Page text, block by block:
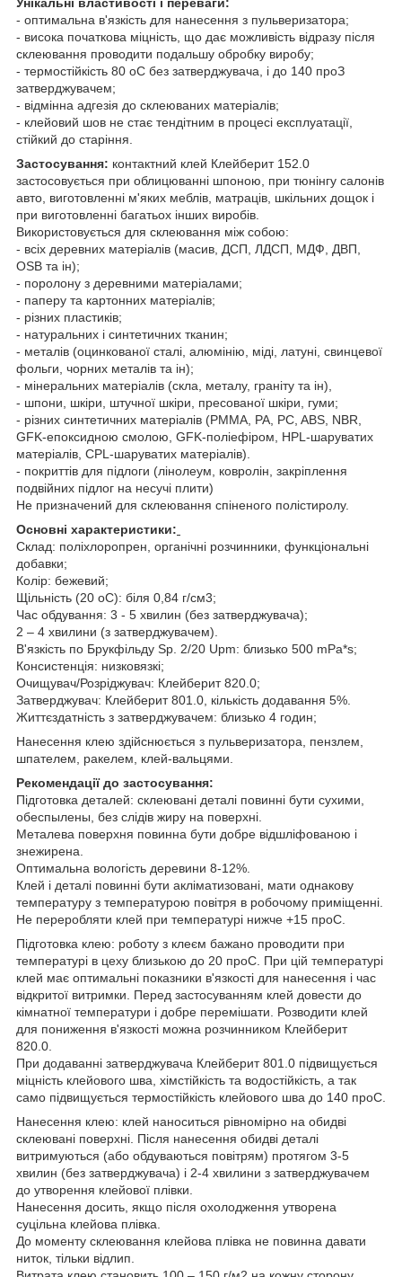
Унікальні властивості і переваги:
- оптимальна в'язкість для нанесення з пульверизатора;
- висока початкова міцність, що дає можливість відразу після
склеювання проводити подальшу обробку виробу;
- термостійкість 80 оС без затверджувача, і до 140 проЗ
затверджувачем;
- відмінна адгезія до склеюваних матеріалів;
- клейовий шов не стає тендітним в процесі експлуатації,
стійкий до старіння.
Застосування: контактний клей Клейберит 152.0
застосовується при облицюванні шпоною, при тюнінгу салонів
авто, виготовленні м'яких меблів, матраців, шкільних дощок і
при виготовленні багатьох інших виробів.
Використовується для склеювання між собою:
- всіх деревних матеріалів (масив, ДСП, ЛДСП, МДФ, ДВП,
OSB та ін);
- поролону з деревними матеріалами;
- паперу та картонних матеріалів;
- різних пластиків;
- натуральних і синтетичних тканин;
- металів (оцинкованої сталі, алюмінію, міді, латуні, свинцевої
фольги, чорних металів та ін);
- мінеральних матеріалів (скла, металу, граніту та ін),
- шпони, шкіри, штучної шкіри, пресованої шкіри, гуми;
- різних синтетичних матеріалів (PMMA, PA, PC, ABS, NBR,
GFK-епоксидною смолою, GFK-поліефіром, HPL-шаруватих
матеріалів, CPL-шаруватих матеріалів).
- покриттів для підлоги (лінолеум, ковролін, закріплення
подвійних підлог на несучі плити)
Не призначений для склеювання спіненого полістиролу.
Основні характеристики:
Склад: поліхлоропрен, органічні розчинники, функціональні
добавки;
Колір: бежевий;
Щільність (20 оС): біля 0,84 г/см3;
Час обдування: 3 - 5 хвилин (без затверджувача);
2 – 4 хвилини (з затверджувачем).
В'язкість по Брукфільду Sp. 2/20 Upm: близько 500 mPa*s;
Консистенція: низковязкі;
Очищувач/Розріджувач: Клейберит 820.0;
Затверджувач: Клейберит 801.0, кількість додавання 5%.
Життєздатність з затверджувачем: близько 4 годин;
Нанесення клею здійснюється з пульверизатора, пензлем,
шпателем, ракелем, клей-вальцями.
Рекомендації до застосування:
Підготовка деталей: склеювані деталі повинні бути сухими,
обеспылены, без слідів жиру на поверхні.
Металева поверхня повинна бути добре відшліфованою і
знежирена.
Оптимальна вологість деревини 8-12%.
Клей і деталі повинні бути акліматизовані, мати однакову
температуру з температурою повітря в робочому приміщенні.
Не переробляти клей при температурі нижче +15 проС.
Підготовка клею: роботу з клеєм бажано проводити при
температурі в цеху близькою до 20 проС. При цій температурі
клей має оптимальні показники в'язкості для нанесення і час
відкритої витримки. Перед застосуванням клей довести до
кімнатної температури і добре перемішати. Розводити клей
для пониження в'язкості можна розчинником Клейберит
820.0.
При додаванні затверджувача Клейберит 801.0 підвищується
міцність клейового шва, хімстійкість та водостійкість, а так
само підвищується термостійкість клейового шва до 140 проС.
Нанесення клею: клей наноситься рівномірно на обидві
склеювані поверхні. Після нанесення обидві деталі
витримуються (або обдуваються повітрям) протягом 3-5
хвилин (без затверджувача) і 2-4 хвилини з затверджувачем
до утворення клейової плівки.
Нанесення досить, якщо після охолодження утворена
суцільна клейова плівка.
До моменту склеювання клейова плівка не повинна давати
ниток, тільки відлип.